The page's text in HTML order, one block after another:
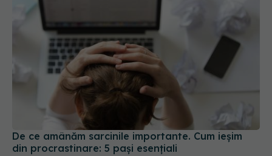
De ce amânăm sarcinile importante. Cum ieșim
din procrastinare: 5 pași esențiali
21 mai 2025, 14:45